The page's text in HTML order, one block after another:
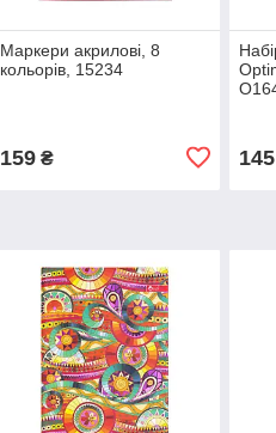
Маркери акрилові, 8
кольорів, 15234
159₴ 145